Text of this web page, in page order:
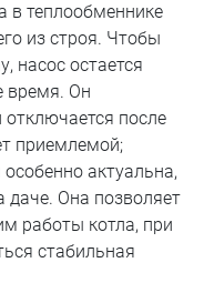
в теплообменнике
из строя. Чтобы
насос остается
время. Он
отключается после
приемлемой;
актуальна,
даче. Она позволяет
работы котла, при
стабильная